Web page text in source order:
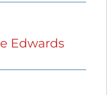
Edwards